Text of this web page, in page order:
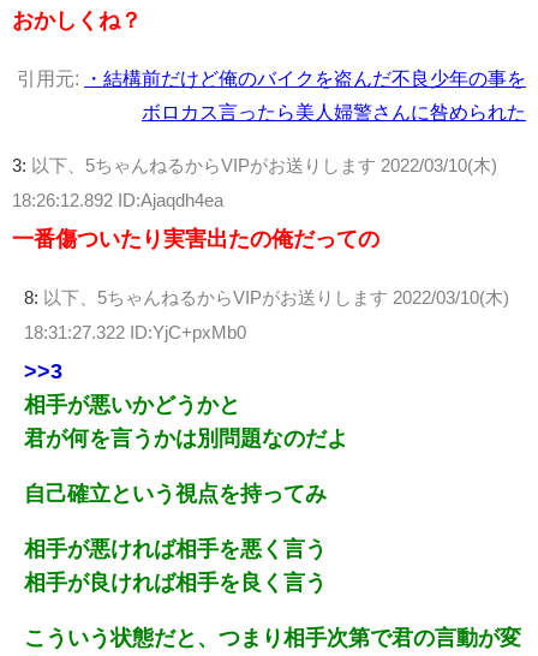
おかしくね？
引用元:
・結構前だけど俺のバイクを盗んだ不良少年の事を
ボロカス言ったら美人婦警さんに咎められた
3: 以下、5ちゃんねるからVIPがお送りします 2022/03/10(木)
18:26:12.892 ID:Ajaqdh4ea
一番傷ついたり実害出たの俺だっての
8: 以下、5ちゃんねるからVIPがお送りします 2022/03/10(木)
18:31:27.322 ID:YjC+pxMb0
>>3
相手が悪いかどうかと
君が何を言うかは別問題なのだよ
自己確立という視点を持ってみ
相手が悪ければ相手を悪く言う
相手が良ければ相手を良く言う
こういう状態だと、つまり相手次第で君の言動が変